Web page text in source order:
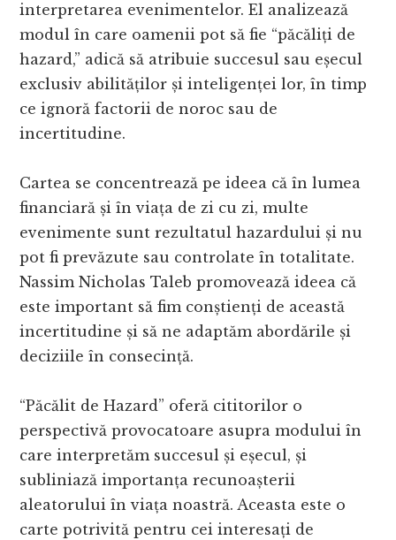
interpretarea evenimentelor. El analizează
modul în care oamenii pot să fie “păcăliți de
hazard,” adică să atribuie succesul sau eșecul
exclusiv abilităților și inteligenței lor, în timp
ce ignoră factorii de noroc sau de
incertitudine.
Cartea se concentrează pe ideea că în lumea
financiară și în viața de zi cu zi, multe
evenimente sunt rezultatul hazardului și nu
pot fi prevăzute sau controlate în totalitate.
Nassim Nicholas Taleb promovează ideea că
este important să fim conștienți de această
incertitudine și să ne adaptăm abordările și
deciziile în consecință.
“Păcălit de Hazard” oferă cititorilor o
perspectivă provocatoare asupra modului în
care interpretăm succesul și eșecul, și
subliniază importanța recunoașterii
aleatorului în viața noastră. Aceasta este o
carte potrivită pentru cei interesați de